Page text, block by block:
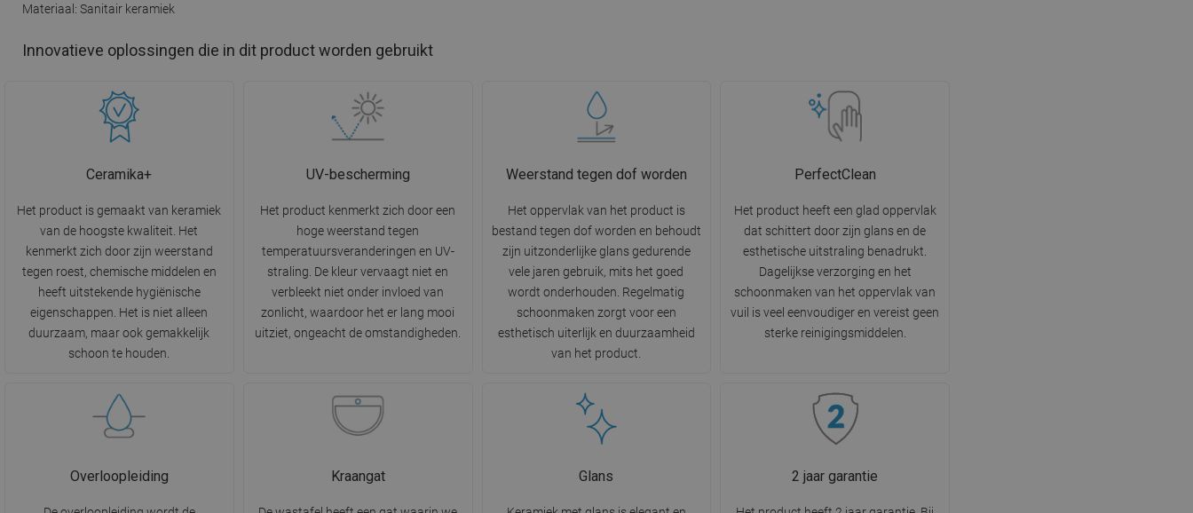
Materiaal: Sanitair keramiek
Innovatieve oplossingen die in dit product worden gebruikt
Ceramika+
Het product is gemaakt van keramiek
van de hoogste kwaliteit. Het
kenmerkt zich door zijn weerstand
tegen roest, chemische middelen en
heeft uitstekende hygiënische
eigenschappen. Het is niet alleen
duurzaam, maar ook gemakkelijk
schoon te houden.
UV-bescherming
Het product kenmerkt zich door een
hoge weerstand tegen
temperatuursveranderingen en UV-
straling. De kleur vervaagt niet en
verbleekt niet onder invloed van
zonlicht, waardoor het er lang mooi
uitziet, ongeacht de omstandigheden.
Weerstand tegen dof worden
Het oppervlak van het product is
bestand tegen dof worden en behoudt
zijn uitzonderlijke glans gedurende
vele jaren gebruik, mits het goed
wordt onderhouden. Regelmatig
schoonmaken zorgt voor een
esthetisch uiterlijk en duurzaamheid
van het product.
PerfectClean
Het product heeft een glad oppervlak
dat schittert door zijn glans en de
esthetische uitstraling benadrukt.
Dagelijkse verzorging en het
schoonmaken van het oppervlak van
vuil is veel eenvoudiger en vereist geen
sterke reinigingsmiddelen.
Overloopleiding Kraangat Glans 2 jaar garantie